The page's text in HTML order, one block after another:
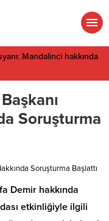
Mandalinci hakkında
Soruşturma
Soruşturma Başlattı
Demir hakkında
etkinliğiyle ilgili